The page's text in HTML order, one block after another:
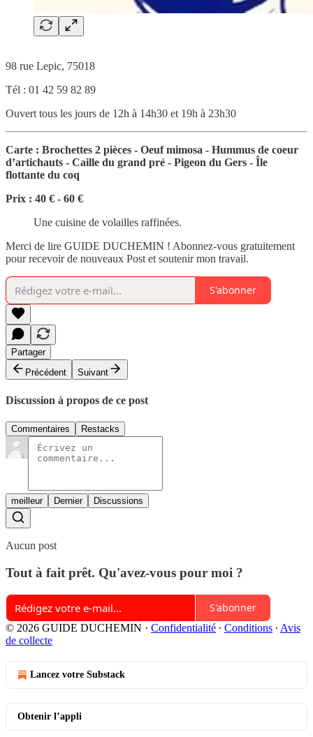
98 rue Lepic, 75018
Tél : 01 42 59 82 89
Ouvert tous les jours de 12h à 14h30 et 19h à 23h30
Carte : Brochettes 2 pièces - Oeuf mimosa - Hummus de coeur
d’artichauts - Caille du grand pré - Pigeon du Gers - Île
flottante du coq
Prix : 40 € - 60 €
Une cuisine de volailles raffinées.
Merci de lire GUIDE DUCHEMIN ! Abonnez-vous gratuitement
pour recevoir de nouveaux Post et soutenir mon travail.
S'abonner
Partager
Précédent
Suivant
Discussion à propos de ce post
Commentaires Restacks
meilleur Dernier Discussions
Aucun post
Tout à fait prêt. Qu'avez-vous pour moi ?
S'abonner
© 2026 GUIDE DUCHEMIN · Confidentialité ∙ Conditions ∙ Avis
de collecte
Lancez votre Substack
Obtenir l’appli